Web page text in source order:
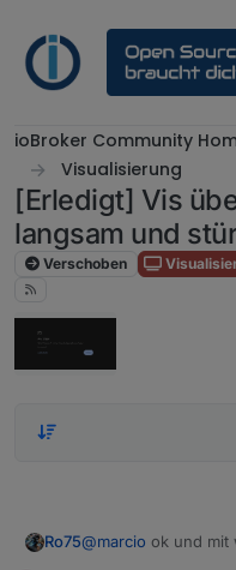
ioBroker Community
Visualisierung
[Erledigt] Vis
langsam und
Verschoben
Ro75@marcio ok und mit